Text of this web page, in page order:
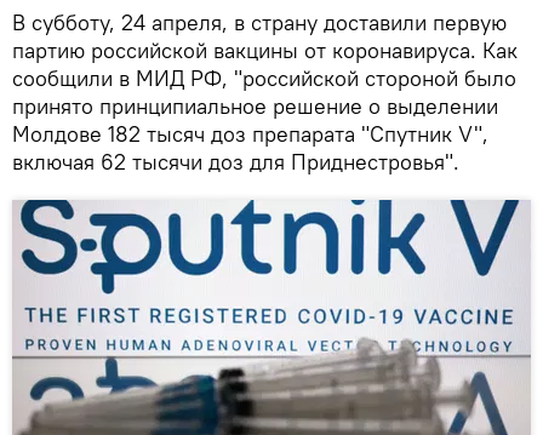
В субботу, 24 апреля, в страну доставили первую
партию российской вакцины от коронавируса. Как
сообщили в МИД РФ, "российской стороной было
принято принципиальное решение о выделении
Молдове 182 тысяч доз препарата "Спутник V",
включая 62 тысячи доз для Приднестровья".